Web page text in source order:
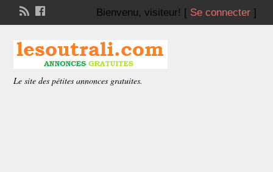
Bienvenu, visiteur! [ Se connecter]
Le site des pétites annonces gratuites.